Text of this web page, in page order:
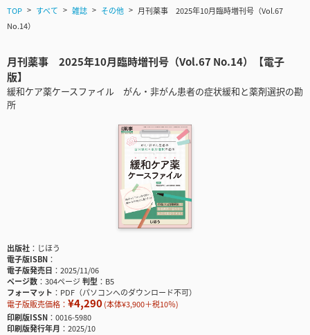
TOP すべて 雑誌 その他
月刊薬事 2025年10月臨時増刊号（Vol.67
No.14）
月刊薬事 2025年10月臨時増刊号（Vol.67 No.14）【電子
版】
緩和ケア薬ケースファイル がん・非がん患者の症状緩和と薬剤選択の勘
所
出版社
じほう
電子版ISBN
電子版発売日
2025/11/06
ページ数
304ページ判型
B5
フォーマット
PDF（パソコンへのダウンロード不可）
電子版販売価格： ¥4,290(本体¥3,900＋税10％)
印刷版ISSN
0016-5980
印刷版発行年月
2025/10